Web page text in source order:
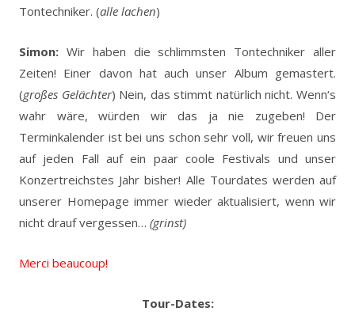
Tontechniker. (alle lachen)
Simon: Wir haben die schlimmsten Tontechniker aller
Zeiten! Einer davon hat auch unser Album gemastert.
(großes Gelächter) Nein, das stimmt natürlich nicht. Wenn‘s
wahr wäre, würden wir das ja nie zugeben! Der
Terminkalender ist bei uns schon sehr voll, wir freuen uns
auf jeden Fall auf ein paar coole Festivals und unser
Konzertreichstes Jahr bisher! Alle Tourdates werden auf
unserer Homepage immer wieder aktualisiert, wenn wir
nicht drauf vergessen… (grinst)
Merci beaucoup!
Tour-Dates: